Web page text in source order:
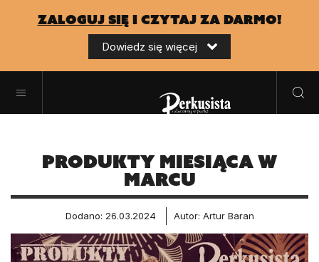
zaloguj sięi czytaj za darmo!
Dowiedz się więcej
Produkty Miesiąca w
Marcu
Dodano: 26.03.2024 Autor: Artur Baran